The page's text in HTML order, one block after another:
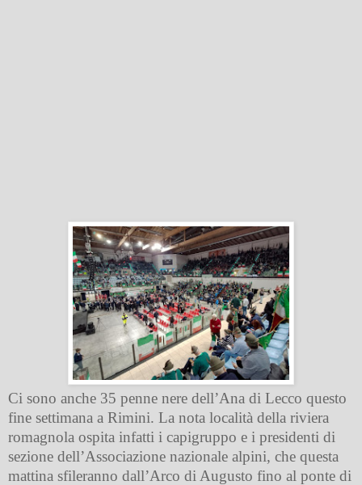
Ci sono anche 35 penne nere dell’Ana di Lecco questo
fine settimana a Rimini. La nota località della riviera
romagnola ospita infatti i capigruppo e i presidenti di
sezione dell’Associazione nazionale alpini, che questa
mattina sfileranno dall’Arco di Augusto fino al ponte di